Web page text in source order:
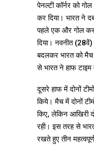
पेनल्टी कॉर्नर को
कर दिया। भारत ने
पहले एक और गोल
दिया। नवनीत (28वें)
बदलकर भारत को मैच
से भारत ने हाफ
दूसरे हाफ में दोनों
किये। मैच में दोनों
किए, लेकिन आखिरी
रही। इस तरह से
रखते हुए तीन